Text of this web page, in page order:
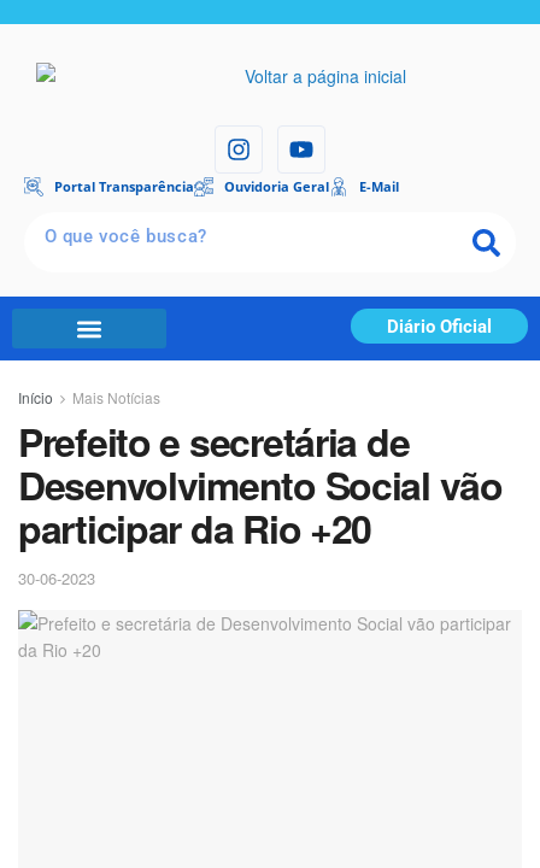
Portal Transparência Ouvidoria Geral E-Mail
Diário Oficial
Início Mais Notícias
Prefeito e secretária de
Desenvolvimento Social vão
participar da Rio +20
30-06-2023